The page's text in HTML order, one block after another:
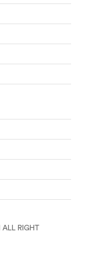
ALL RIGHT